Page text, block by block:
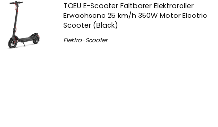
TOEU E-Scooter Faltbarer Elektroroller
Erwachsene 25 km/h 350W Motor Electric
Scooter (Black)
Elektro-Scooter